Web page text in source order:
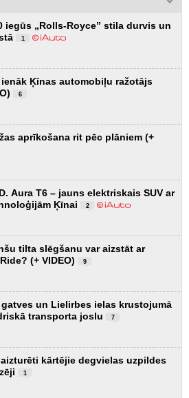
iegūs „Rolls-Royce” stila durvis un
1
Ķīnas automobiļu ražotājs
6
aprīkošana rit pēc plāniem (+
Aura T6 – jauns elektriskais SUV ar
Ķīnai
2
tilta slēgšanu var aizstāt ar
(+ VIDEO)
9
gatves un Lielirbes ielas krustojumā
transporta joslu
7
kārtējie degvielas uzpildes
1